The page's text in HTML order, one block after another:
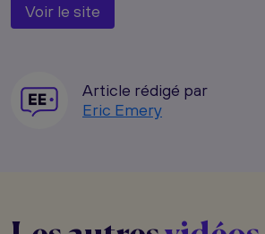
Voir le site
Article rédigé par
Eric Emery